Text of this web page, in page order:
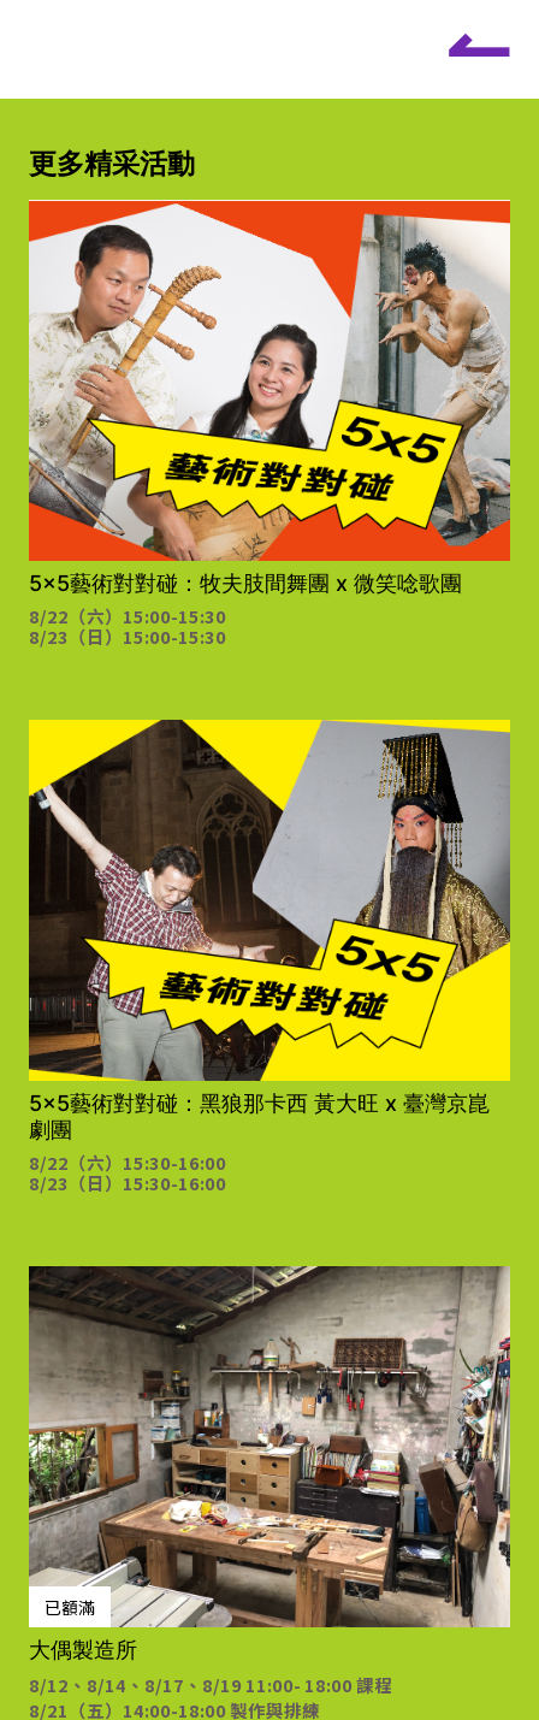
↼
更多精采活動
5x5藝術對對碰：牧夫肢間舞團 x 微笑唸歌團
8/22（六） 15:00-15:30
8/23（日） 15:00-15:30
5x5藝術對對碰：黑狼那卡西 黃大旺 x 臺灣京崑
劇團
8/22（六） 15:30-16:00
8/23（日） 15:30-16:00
已額滿
大偶製造所
8/12、8/14、8/17、8/19 11:00- 18:00 課程
8/21（五）14:00-18:00 製作與排練